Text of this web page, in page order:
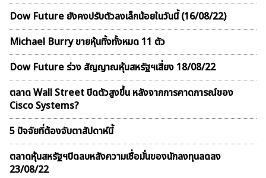
Dow Future ยังคงปรับตัวลงเล็กน้อยในวันนี้ (16/08/22)
Michael Burry ขายหุ้นทิ้งทั้งหมด 11 ตัว
Dow Future ร่วง สัญญาณหุ้นสหรัฐฯเสี่ยง 18/08/22
ตลาด Wall Street ปิดตัวสูงขึ้น หลังจากการคาดการณ์ของ
Cisco Systems?
5 ปัจจัยที่ต้องจับตาสัปดาห์นี้
ตลาดหุ้นสหรัฐฯปิดลบหลังความเชื่อมั่นของนักลงทุนลดลง
23/08/22